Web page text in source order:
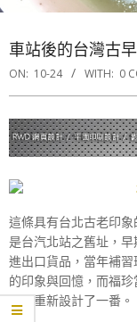
車站後的台灣古
ON: 10-24 WITH: 0
這條具有台北古老印
是台汽北站之舊址，
進出口貨品，當年補
的印象與回憶，而福
牌也重新設計了一番。